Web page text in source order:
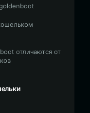
отличаются от